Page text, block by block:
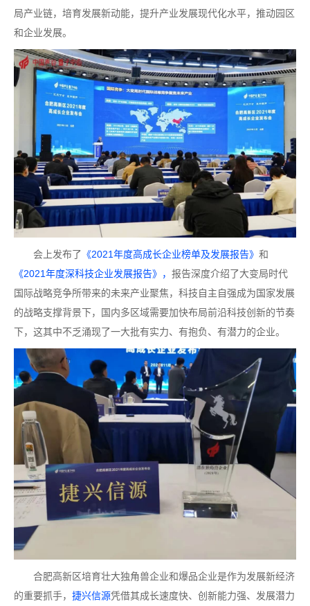
局产业链，培育发展新动能，提升产业发展现代化水平，推动园区
和企业发展。
会上发布了 《2021年度高成长企业榜单及发展报告》 和
《2021年度深科技企业发展报告》， 报告深度介绍了大变局时代
国际战略竞争所带来的未来产业聚焦，科技自主自强成为国家发展
的战略支撑背景下，国内多区域需要加快布局前沿科技创新的节奏
下，这其中不乏涌现了一大批有实力、有抱负、有潜力的企业。
合肥高新区培育壮大独角兽企业和爆品企业是作为发展新经济
的重要抓手， 捷兴信源凭借其成长速度快、创新能力强、发展潜力